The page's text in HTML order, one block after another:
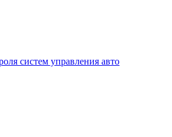
систем управления авто